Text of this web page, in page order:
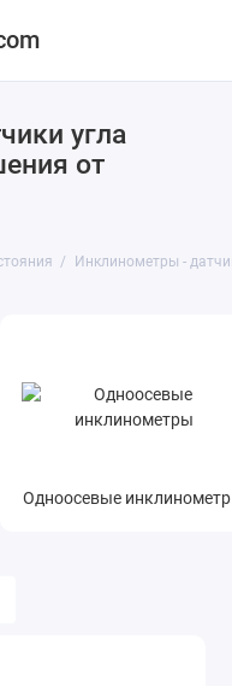
угла
от
Инклинометры -
наклона
Одноосевые